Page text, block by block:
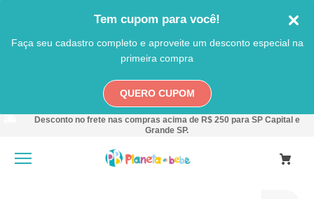
Tem cupom para você!
Faça seu cadastro completo e aproveite um desconto especial na
primeira compra
QUERO CUPOM
Desconto no frete nas compras acima de R$ 250 para SP Capital e
Grande SP.